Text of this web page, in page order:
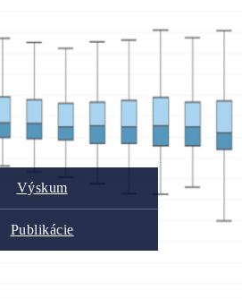
Výskum
Publikácie